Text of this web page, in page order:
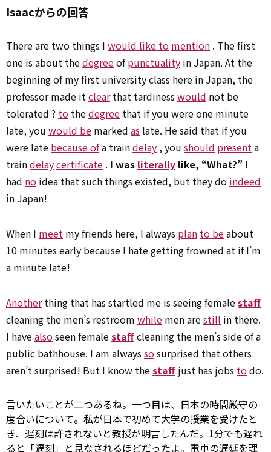
Isaacからの回答
There are two things I would like to mention . The first
one is about thedegreeofpunctuality in Japan. At the
beginning of my first university class here in Japan, the
professor made itclearthat tardinesswould not be
tolerated ? to thedegree that if you were one minute
late, you would be marked as late. He said that if you
were late because ofa traindelay , you should presenta
traindelaycertificate . I was literally like, “What?” I
had no idea that such things existed, but they do indeed
in Japan!
When I meet my friends here, I always plan to beabout
10 minutes early because I hate getting frowned at if I’m
a minute late!
Anotherthing that has startled me is seeing femalestaff
cleaning the men’s restroom while men arestill in there.
I havealsoseen femalestaffcleaning the men’s side of a
public bathhouse. I am alwayssosurprised that others
aren’t surprised! But I know thestaff just has jobs todo.
言いたいことが二つあるね。一つ目は、日本の時間厳守の
度合いについて。私が日本で初めて大学の授業を受けたと
き、遅刻は許されないと教授が明言したんだ。1分でも遅れ
ると「遅刻」と見なされるほどだったよ。電車の遅延を理